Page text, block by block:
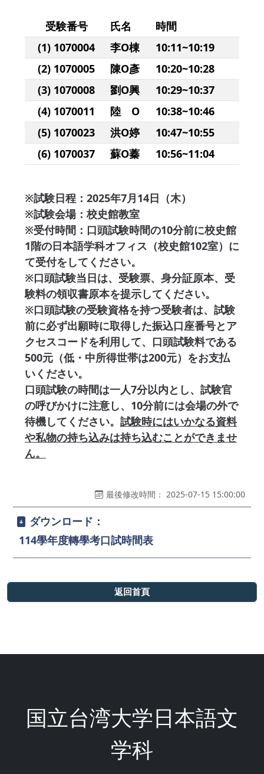
受験番号 氏名
時間
(1) 1070004
李O棟
10:11~10:19
(2) 1070005
陳O彥
10:20~10:28
(3) 1070008
劉O興
10:29~10:37
(4) 1070011
陸 O
10:38~10:46
(5) 1070023
洪O婷
10:47~10:55
(6) 1070037
蘇O蓁 10:56~11:04
※試験日程：2025年7月14日（木）
※試験会場：校史館教室
※受付時間：口頭試験時間の10分前に校史館
1階の日本語学科オフィス（校史館102室）に
て受付をしてください。
※口頭試験当日は、受験票、身分証原本、受
験料の領収書原本を提示してください。
※口頭試験の受験資格を持つ受験者は、試験
前に必ず出願時に取得した振込口座番号とア
クセスコードを利用して、口頭試験料である
500元（低・中所得世帯は200元）をお支払
いください。
口頭試験の時間は一人7分以内とし、試験官
の呼びかけに注意し、10分前には会場の外で
待機してください。 試験時にはいかなる資料
や私物の持ち込みは持ち込むことができませ
ん。
最後修改時間： 2025-07-15 15:00:00
ダウンロード：
114學年度轉學考口試時間表
返回首頁
国立台湾大学日本語文
学科